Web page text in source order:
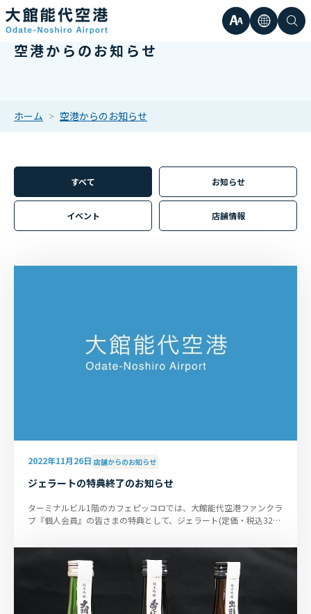
文
イ
ズ
言検
空港からのお知らせ
ホーム 空港からのお知らせ
すべて お知らせ
イベント 店舗情報
2022年11月26日 店舗からのお知らせ
ジェラートの特典終了のお知らせ
ターミナルビル1階のカフェピッコロでは、大館能代空港ファンクラ
ブ『個人会員』の皆さまの特典として、ジェラート(定価・税込320